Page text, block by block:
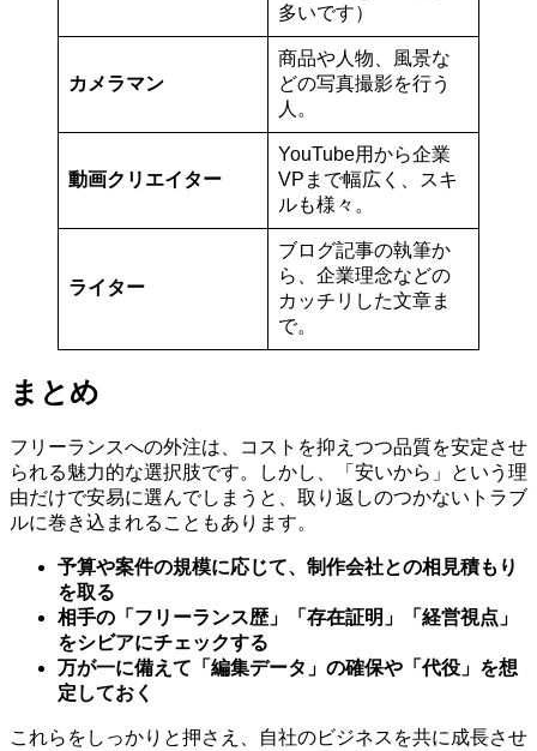
多いです）
カメラマン
商品や人物、風景な
どの写真撮影を行う
人。
動画クリエイター
YouTube用から企業
VPまで幅広く、スキ
ルも様々。
ライター
ブログ記事の執筆か
ら、企業理念などの
カッチリした文章ま
で。
まとめ
フリーランスへの外注は、コストを抑えつつ品質を安定させ
られる魅力的な選択肢です。しかし、「安いから」という理
由だけで安易に選んでしまうと、取り返しのつかないトラブ
ルに巻き込まれることもあります。
予算や案件の規模に応じて、制作会社との相見積もり
を取る
相手の「フリーランス歴」「存在証明」「経営視点」
をシビアにチェックする
万が一に備えて「編集データ」の確保や「代役」を想
定しておく
これらをしっかりと押さえ、自社のビジネスを共に成長させ